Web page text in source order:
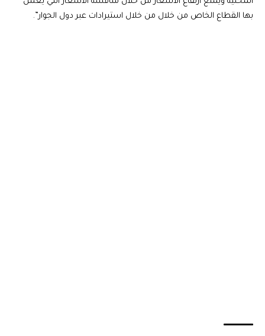
بها القطاع الخاص من خلال من خلال استيرادات عبر دول الجوار”.